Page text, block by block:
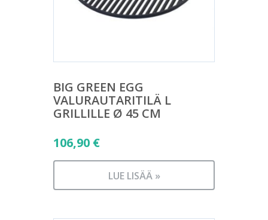
BIG GREEN EGG
VALURAUTARITILÄ L
GRILLILLE Ø 45 CM
106,90 €
LUE LISÄÄ »